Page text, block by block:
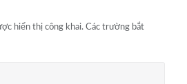
hiển thị công khai. Các trường bắt